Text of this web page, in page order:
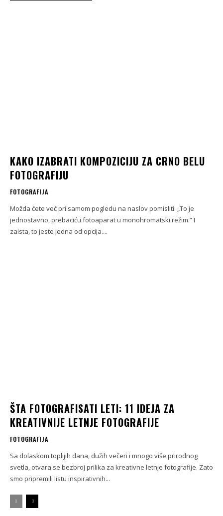
KAKO IZABRATI KOMPOZICIJU ZA CRNO BELU
FOTOGRAFIJU
FOTOGRAFIJA
Možda ćete već pri samom pogledu na naslov pomisliti: „To je
jednostavno, prebaciću fotoaparat u monohromatski režim.” I
zaista, to jeste jedna od opcija....
ŠTA FOTOGRAFISATI LETI: 11 IDEJA ZA
KREATIVNIJE LETNJE FOTOGRAFIJE
FOTOGRAFIJA
Sa dolaskom toplijih dana, dužih večeri i mnogo više prirodnog
svetla, otvara se bezbroj prilika za kreativne letnje fotografije. Zato
smo pripremili listu inspirativnih...